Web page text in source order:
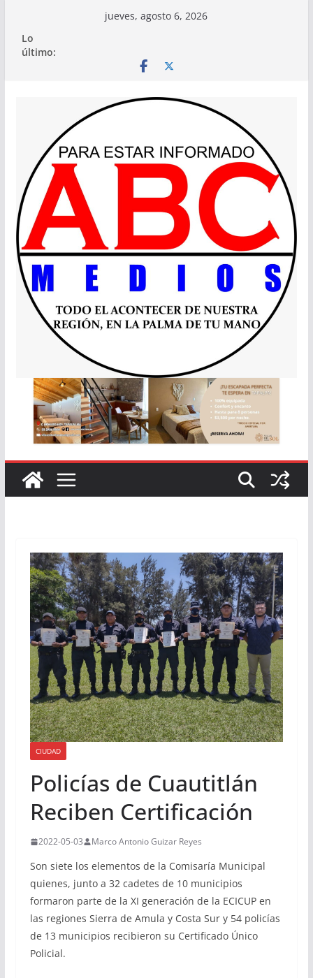
contenido
jueves, agosto 6, 2026
Lo
último:
CIUDAD
Policías de Cuautitlán
Reciben Certificación
2022-05-03 Marco Antonio Guizar Reyes
Son siete los elementos de la Comisaría Municipal
quienes, junto a 32 cadetes de 10 municipios
formaron parte de la XI generación de la ECICUP en
las regiones Sierra de Amula y Costa Sur y 54 policías
de 13 municipios recibieron su Certificado Único
Policial.